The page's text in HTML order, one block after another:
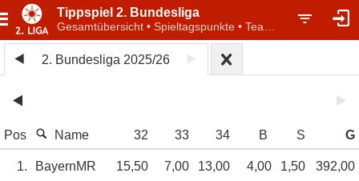
Tippspiel 2. Bundesliga
2. Bundesliga 2025/26
Pos Name 32 33 34 B S G
1. BayernMR 15,50 7,00 13,00 4,00 1,50 392,00